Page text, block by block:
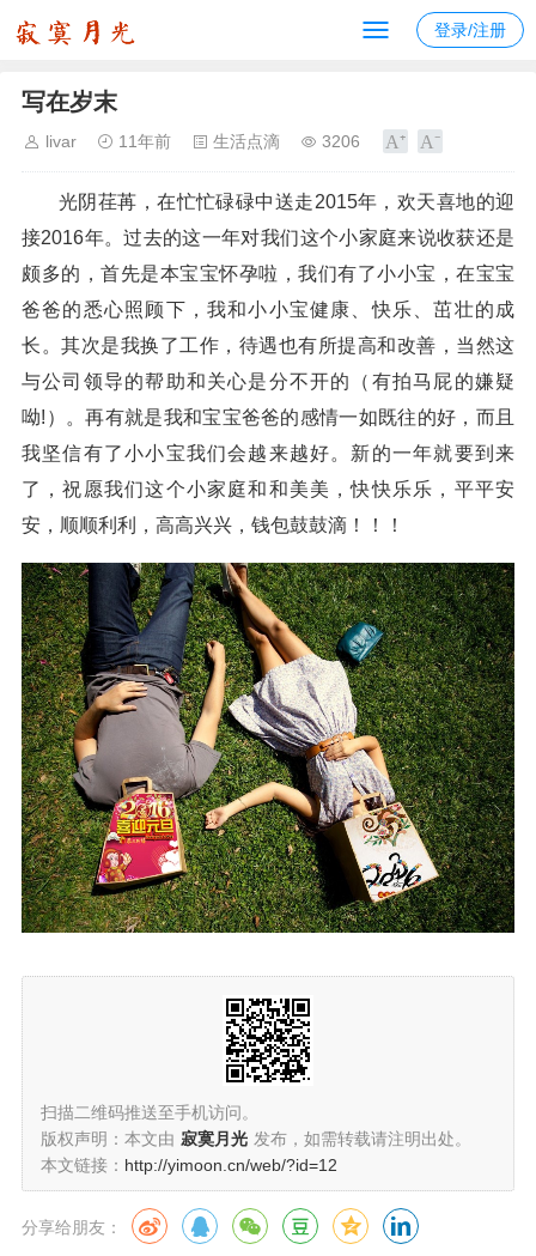
登录/注册
写在岁末
livar 11年前 生活点滴 3206
光阴荏苒，在忙忙碌碌中送走2015年，欢天喜地的迎
接2016年。过去的这一年对我们这个小家庭来说收获还是
颇多的，首先是本宝宝怀孕啦，我们有了小小宝，在宝宝
爸爸的悉心照顾下，我和小小宝健康、快乐、茁壮的成
长。其次是我换了工作，待遇也有所提高和改善，当然这
与公司领导的帮助和关心是分不开的（有拍马屁的嫌疑
呦!）。再有就是我和宝宝爸爸的感情一如既往的好，而且
我坚信有了小小宝我们会越来越好。新的一年就要到来
了，祝愿我们这个小家庭和和美美，快快乐乐，平平安
安，顺顺利利，高高兴兴，钱包鼓鼓滴！！！
扫描二维码推送至手机访问。
版权声明：本文由 寂寞月光 发布，如需转载请注明出处。
本文链接： http://yimoon.cn/web/?id=12
分享给朋友：